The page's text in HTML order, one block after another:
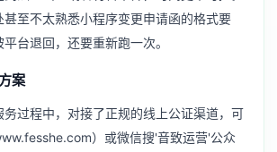
至不太熟悉小程序变更申请函的格式要
台退回，还要重新跑一次。
案
过程中，对接了正规的线上公证渠道，可
）或微信搜'音致运营'公众